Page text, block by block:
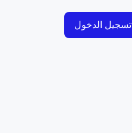
تسجيل الدخول